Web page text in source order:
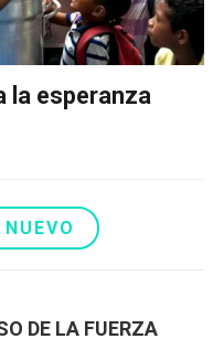
la esperanza
DE LA FUERZA